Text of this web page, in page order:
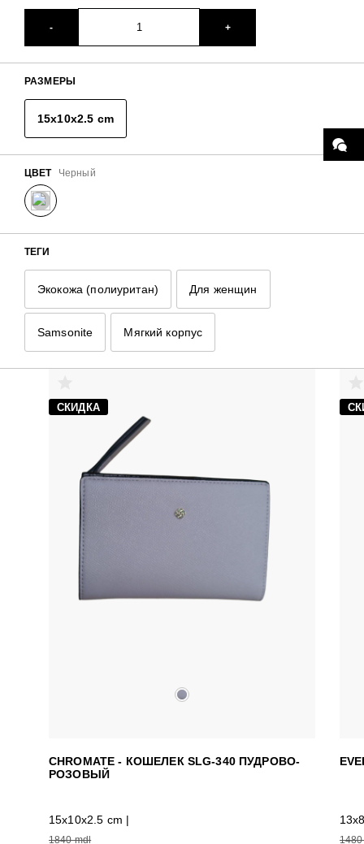
- +
РАЗМЕРЫ
15x10x2.5 cm
ЦВЕТ Черный
ТЕГИ
Экокожа (полиуритан) Для женщин
Samsonite Мягкий корпус
Экокожа (полиуритан)
Для кого
Для женщин
Бренд
Samsonite
Тип материала
РЕКОМЕНДУЕМЫЕ ТОВАРЫ
СКИДКА
CHROMATE - КОШЕЛЕК SLG-340 ПУДРОВО-
РОЗОВЫЙ
15x10x2.5 cm |
1840 mdl